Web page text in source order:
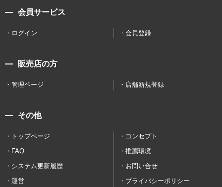
会員サービス
ログイン 会員登録
販売店の方
管理ページ 店舗新規登録
その他
トップページ
コンセプト
FAQ
推薦環境
システム更新履歴
お問い合せ
運営
プライバシーポリシー